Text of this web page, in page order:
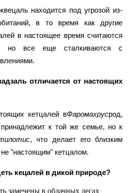
| Daily Rewards
6.5% APR
находится под угрозой из-
в то время как другие
в настоящее время считаются
но все еще сталкиваются с
отличается от настоящих
кетцалей вФаромахрусрод,
к той же семье, но к
, что делает его близким
"настоящим" кетцалом.
кецалей в дикой природе?
замечены в облачных лесах